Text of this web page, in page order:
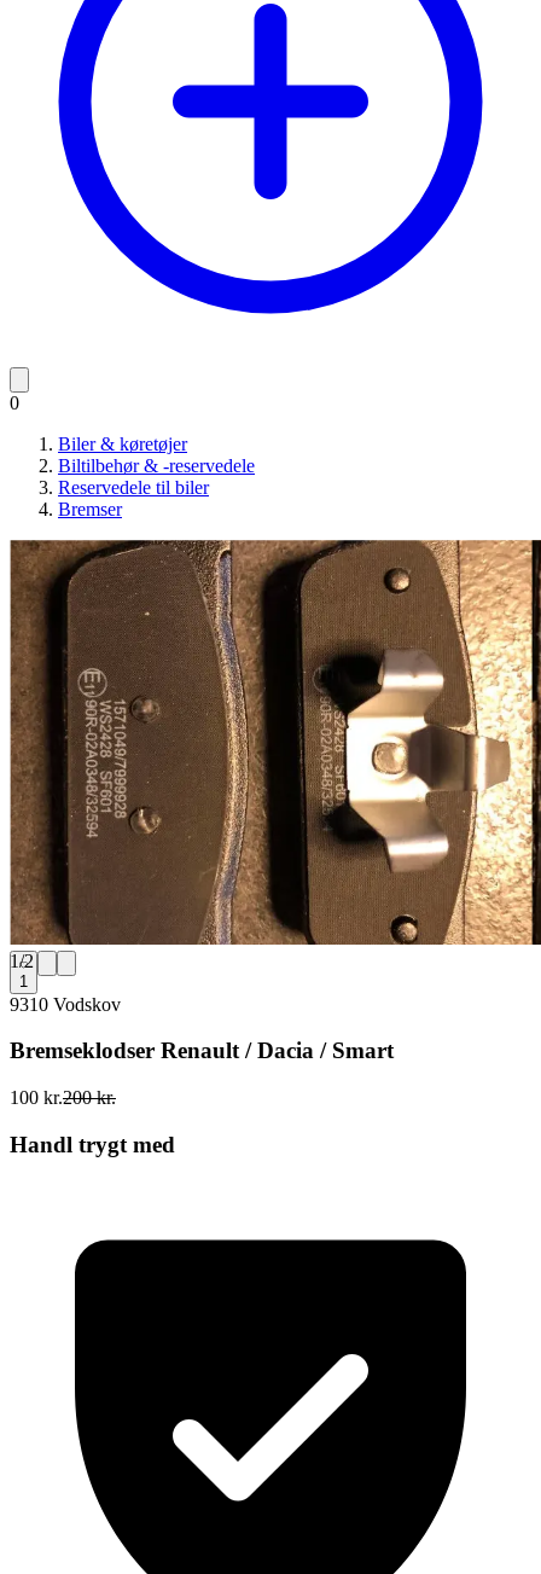
0
Biler & køretøjer
Biltilbehør & -reservedele
Reservedele til biler
Bremser
1/2
1
9310 Vodskov
Bremseklodser Renault / Dacia / Smart
100 kr.200 kr.
Handl trygt med